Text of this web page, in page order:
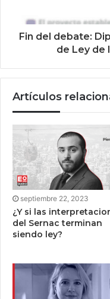
Fin del debate:
de Ley de
Artículos
septiembre 22, 2023
¿Y si las
del Sernac terminan
siendo ley?